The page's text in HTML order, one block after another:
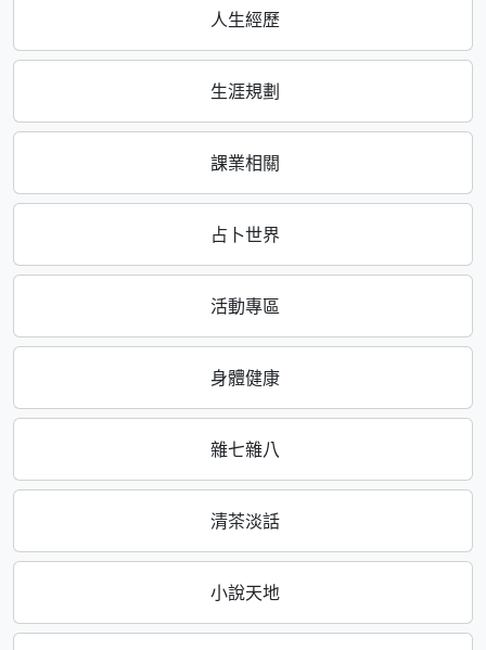
人生經歷
生涯規劃
課業相關
占卜世界
活動專區
身體健康
雜七雜八
清茶淡話
小說天地